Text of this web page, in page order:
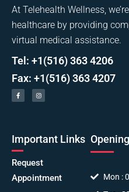
At Telehealth Wellness,
healthcare by providing
virtual medical assistance.
Tel: +1(516) 363 4206
Fax: +1(516) 363 4207
Important Links
Request
Appointment
Mon :